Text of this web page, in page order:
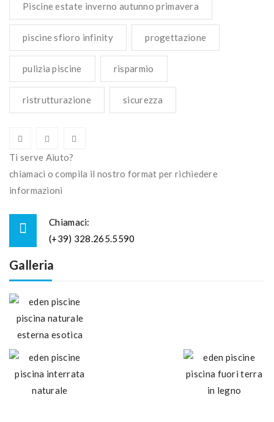
Piscine estate inverno autunno primavera
piscine sfioro infinity progettazione
pulizia piscine risparmio
ristrutturazione sicurezza
Ti serve Aiuto?
chiamaci o compila il nostro format per richiedere
informazioni
Chiamaci:
(+39) 328.265.5590
Galleria